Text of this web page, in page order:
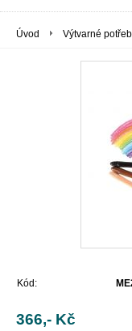
Úvod Výtvarné
Kód:
366,- Kč